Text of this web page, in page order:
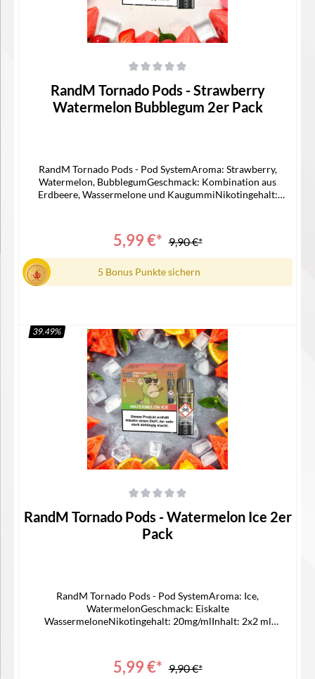
RandM Tornado Pods - Strawberry
Watermelon Bubblegum 2er Pack
RandM Tornado Pods - Pod SystemAroma: Strawberry,
Watermelon, BubblegumGeschmack: Kombination aus
Erdbeere, Wassermelone und KaugummiNikotingehalt:
Bedienungsanleitung
5,99 €* 9,90 €*
5 Bonus Punkte sichern
In den Warenkorb
39.49%
RandM Tornado Pods - Watermelon Ice 2er
Pack
RandM Tornado Pods - Pod SystemAroma: Ice,
WatermelonGeschmack: Eiskalte
WassermeloneNikotingehalt: 20mg/mlInhalt: 2x2 ml
5,99 €* 9,90 €*